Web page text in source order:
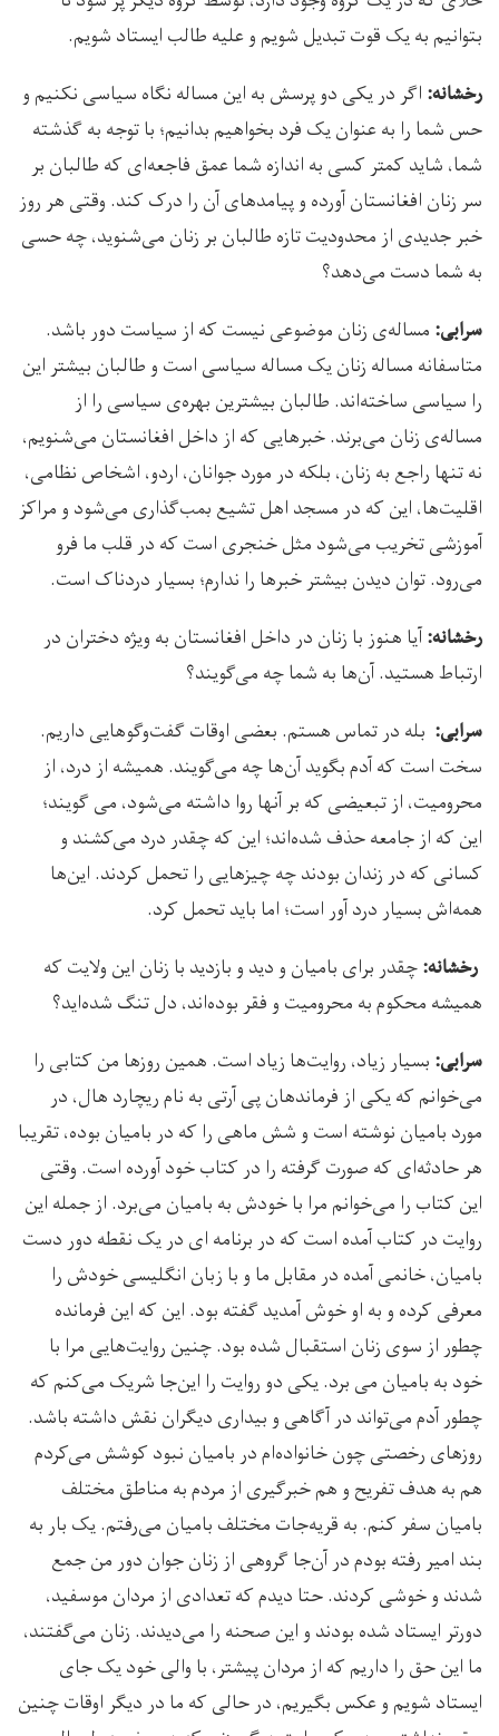
بتوانیم به یک قوت تبدیل شویم و علیه طالب ایستاد شویم.
رخشانه: اگر در یکی دو پرسش به این مساله نگاه سیاسی نکنیم و
حس شما را به عنوان یک فرد بخواهیم بدانیم؛ با توجه به گذشته
شما، شاید کمتر کسی به اندازه شما عمق فاجعه‌ای که طالبان بر
سر زنان افغانستان آورده و پیامدهای آن را درک کند. وقتی هر روز
خبر جدیدی از محدودیت تازه طالبان بر زنان می‌شنوید، چه حسی
به شما دست می‌دهد؟
سرابی: مساله‌­ی زنان موضوعی نیست که از سیاست دور باشد.
متاسفانه مساله زنان یک مساله سیاسی است و طالبان بیشتر این
را سیاسی ساخته‌اند. طالبان بیشترین بهره‌ی سیاسی را از
مساله‌ی زنان می‌برند. خبرهایی که از داخل افغانستان می‌شنویم،
نه تنها راجع به زنان، بلکه در مورد جوانان، اردو، اشخاص نظامی،
اقلیت‌ها، این که در مسجد اهل تشیع بمب‌گذاری می‌شود و مراکز
آموزشی تخریب می‌شود مثل خنجری است که در قلب ما فرو
می‌رود. توان دیدن بیشتر خبرها را ندارم؛ بسیار دردناک است.
رخشانه:آیا هنوز با زنان در داخل افغانستان به ویژه دختران در
ارتباط هستید. آن‌ها به شما چه می‌گویند؟
سرابی: بله در تماس هستم. بعضی اوقات گفت‌وگوهایی داریم.
سخت است که آدم بگوید آن‌ها چه می‌گویند. همیشه از درد، از
محرومیت، از تبعیضی که بر آنها روا داشته می‌شود، می گویند؛
این که از جامعه حذف شده‌اند؛ این که چقدر درد می‌کشند و
کسانی که در زندان بودند چه چیزهایی را تحمل کردند. این‌ها
همه‌اش بسیار درد آور است؛ اما باید تحمل کرد.
رخشانه:چقدر برای بامیان و دید و بازدید با زنان این ولایت که
همیشه محکوم به محرومیت و فقر بوده‌اند، دل تنگ شده‌اید؟
سرابی: بسیار زیاد، روایت‌ها زیاد است. همین روزها من کتابی را
می‌خوانم که یکی از فرماندهان پی آرتی به نام ریچارد هال، در
مورد بامیان نوشته است و شش ماهی را که در بامیان بوده، تقریبا
هر حادثه‌ای که صورت گرفته را در کتاب خود آورده است. وقتی
این کتاب را می‌خوانم مرا با خودش به بامیان می‌برد. از جمله این
روایت در کتاب آمده است که در برنامه‌ ای در یک نقطه دور دست
بامیان، خانمی آمده در مقابل ما و با زبان انگلیسی خودش را
معرفی کرده و به او خوش آمدید گفته بود. این که این فرمانده
چطور از سوی زنان استقبال شده بود. چنین روایت‌هایی مرا با
خود به بامیان می برد. یکی دو روایت را این‌جا شریک می‌کنم که
چطور آدم می‌تواند در آگاهی و بیداری دیگران نقش داشته باشد.
روزهای رخصتی چون خانواده‌ام در بامیان نبود کوشش می‌کردم
هم به هدف تفریح و هم خبرگیری از مردم به مناطق مختلف
بامیان سفر کنم. به قریه‌جات مختلف بامیان می‌رفتم. یک بار به
بند امیر رفته بودم در آن‌جا گروهی از زنان جوان دور من جمع
شدند و خوشی کردند. حتا دیدم که تعدادی از مردان موسفید،
دورتر ایستاد شده بودند و این صحنه را می‌دیدند. زنان می‌گفتند،
ما این حق را داریم که از مردان پیش­تر، با والی خود یک جای
ایستاد شویم و عکس بگیریم، در حالی که ما در دیگر اوقات چنین